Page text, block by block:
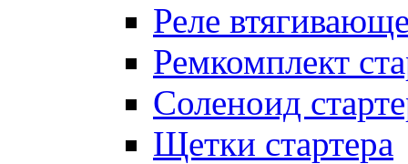
Реле
Ремкомплект
Соленоид
Щетки стартера